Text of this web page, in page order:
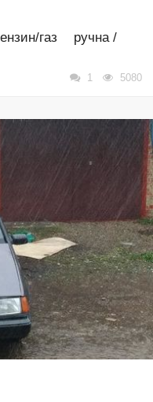
газ
ручна /
1 5080